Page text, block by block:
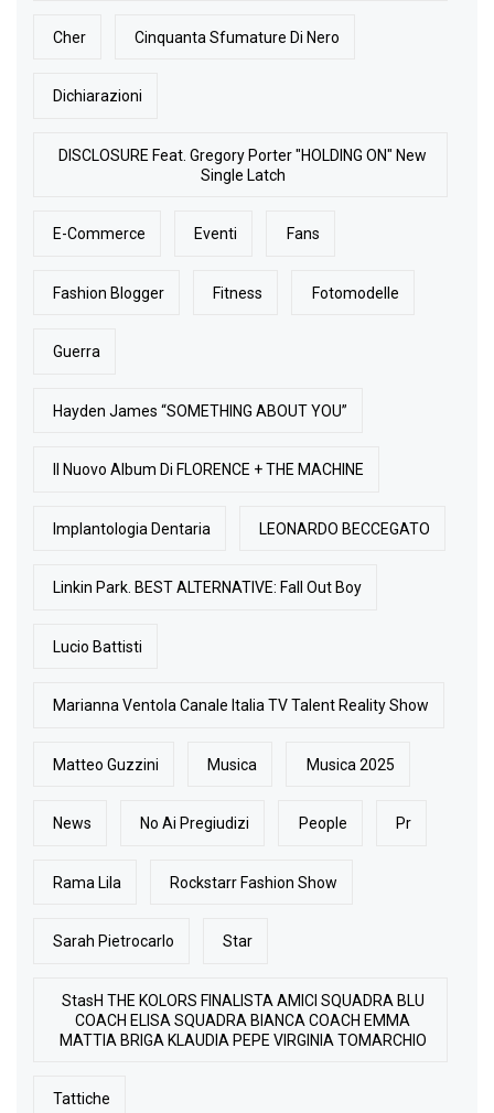
Cher Cinquanta Sfumature Di Nero
Dichiarazioni
DISCLOSURE Feat. Gregory Porter "HOLDING ON" New
Single Latch
E-Commerce Eventi Fans
Fashion Blogger Fitness Fotomodelle
Guerra
Hayden James “SOMETHING ABOUT YOU”
Il Nuovo Album Di FLORENCE + THE MACHINE
Implantologia Dentaria LEONARDO BECCEGATO
Linkin Park. BEST ALTERNATIVE: Fall Out Boy
Lucio Battisti
Marianna Ventola Canale Italia TV Talent Reality Show
Matteo Guzzini Musica Musica 2025
News No Ai Pregiudizi People Pr
Rama Lila Rockstarr Fashion Show
Sarah Pietrocarlo Star
StasH THE KOLORS FINALISTA AMICI SQUADRA BLU
COACH ELISA SQUADRA BIANCA COACH EMMA
MATTIA BRIGA KLAUDIA PEPE VIRGINIA TOMARCHIO
Tattiche